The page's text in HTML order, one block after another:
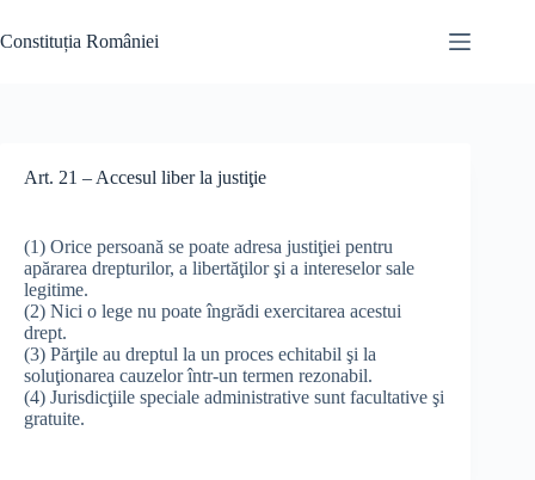
to
content
Constituția României
Art. 21 – Accesul liber la justiţie
(1) Orice persoană se poate adresa justiţiei pentru
apărarea drepturilor, a libertăţilor şi a intereselor sale
legitime.
(2) Nici o lege nu poate îngrădi exercitarea acestui
drept.
(3) Părţile au dreptul la un proces echitabil şi la
soluţionarea cauzelor într-un termen rezonabil.
(4) Jurisdicţiile speciale administrative sunt facultative şi
gratuite.